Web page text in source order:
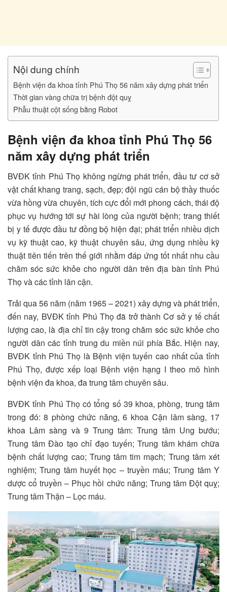
Nội dung chính
Bệnh viện đa khoa tỉnh Phú Thọ 56 năm xây dựng phát triển
Thời gian vàng chữa trị bệnh đột quỵ
Phẫu thuật cột sống bằng Robot
Bệnh viện đa khoa tỉnh Phú Thọ 56
năm xây dựng phát triển
BVĐK tỉnh Phú Thọ không ngừng phát triển, đầu tư cơ sở
vật chất khang trang, sạch, đẹp; đội ngũ cán bộ thầy thuốc
vừa hồng vừa chuyên, tích cực đổi mới phong cách, thái độ
phục vụ hướng tới sự hài lòng của người bệnh; trang thiết
bị y tế được đầu tư đồng bộ hiện đại; phát triển nhiều dịch
vụ kỹ thuật cao, kỹ thuật chuyên sâu, ứng dụng nhiều kỹ
thuật tiên tiến trên thế giới nhằm đáp ứng tốt nhất nhu cầu
chăm sóc sức khỏe cho người dân trên địa bàn tỉnh Phú
Thọ và các tỉnh lân cận.
Trải qua 56 năm (năm 1965 – 2021) xây dựng và phát triển,
đến nay, BVĐK tỉnh Phú Thọ đã trở thành Cơ sở y tế chất
lượng cao, là địa chỉ tin cậy trong chăm sóc sức khỏe cho
người dân các tỉnh trung du miền núi phía Bắc. Hiện nay,
BVĐK tỉnh Phú Thọ là Bệnh viện tuyến cao nhất của tỉnh
Phú Thọ, được xếp loại Bệnh viện hạng I theo mô hình
bệnh viện đa khoa, đa trung tâm chuyên sâu.
BVĐK tỉnh Phú Thọ có tổng số 39 khoa, phòng, trung tâm
trong đó: 8 phòng chức năng, 6 khoa Cận lâm sàng, 17
khoa Lâm sàng và 9 Trung tâm: Trung tâm Ung bướu;
Trung tâm Đào tạo chỉ đạo tuyến; Trung tâm khám chữa
bệnh chất lượng cao; Trung tâm tim mạch; Trung tâm xét
nghiệm; Trung tâm huyết học – truyền máu; Trung tâm Y
dược cổ truyền – Phục hồi chức năng; Trung tâm Đột quỵ;
Trung tâm Thận – Lọc máu.